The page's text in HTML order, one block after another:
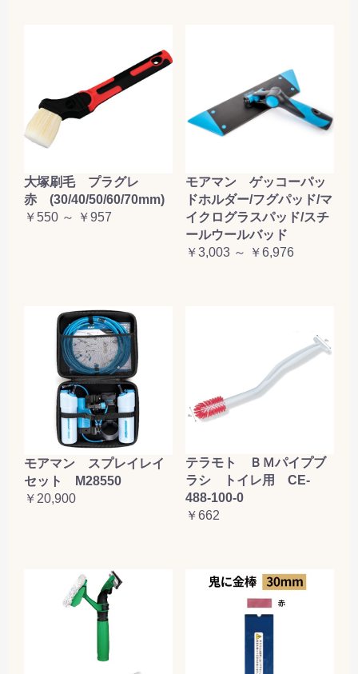
大塚刷毛 プラグレ
赤 (30/40/50/60/70mm)
￥550 ～ ￥957
モアマン ゲッコーパッ
ドホルダー/フグパッド/マ
イクログラスパッド/スチ
ールウールバッド
￥3,003 ～ ￥6,976
モアマン スプレイレイ
セット M28550
￥20,900
テラモト ＢＭパイプブ
ラシ トイレ用 CE-
488-100-0
￥662